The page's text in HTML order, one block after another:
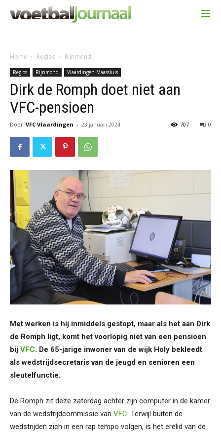
Home Regios Rijnmond
Regios Rijnmond Vlaardingen-Maassluis
Dirk de Romph doet niet aan
VFC-pensioen
Door VFC Vlaardingen - 23 januari 2024 0
707
Met werken is hij inmiddels gestopt, maar als het aan Dirk
de Romph ligt, komt het voorlopig niet van een pensioen
bij VFC. De 65-jarige inwoner van de wijk Holy bekleedt
als wedstrijdsecretaris van de jeugd en senioren een
sleutelfunctie.
De Romph zit deze zaterdag achter zijn computer in de kamer
van de wedstrijdcommissie van VFC. Terwijl buiten de
wedstrijden zich in een rap tempo volgen, is het erelid van de